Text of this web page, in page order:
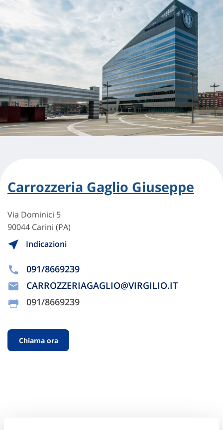
Carrozzeria Gaglio Giuseppe
Via Dominici 5
90044 Carini (PA)
Indicazioni
091/8669239
CARROZZERIAGAGLIO@VIRGILIO.IT
091/8669239
Chiama ora